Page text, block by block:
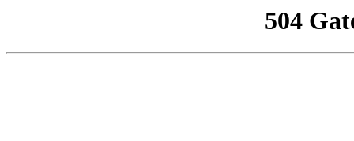
504